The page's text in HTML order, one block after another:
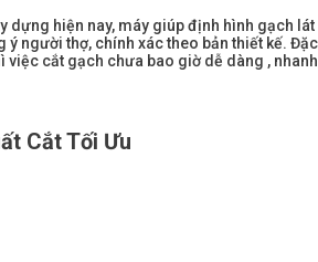
hiện nay, máy giúp định hình gạch
người thợ, chính xác theo bản thiết kế.
cắt gạch chưa bao giờ dễ dàng ,
Cắt Tối Ưu